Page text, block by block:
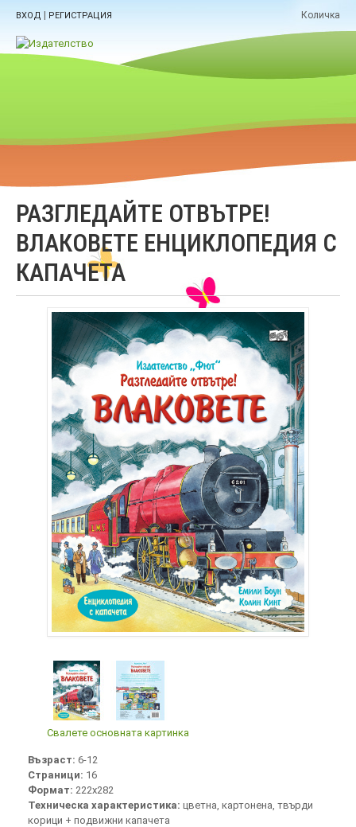
ВХОД | РЕГИСТРАЦИЯ Количка
РАЗГЛЕДАЙТЕ ОТВЪТРЕ!
ВЛАКОВЕТЕ ЕНЦИКЛОПЕДИЯ С
КАПАЧЕТА
Свалете основната картинка
Възраст: 6-12
Страници: 16
Формат: 222х282
Техническа характеристика: цветна, картонена, твърди
корици + подвижни капачета